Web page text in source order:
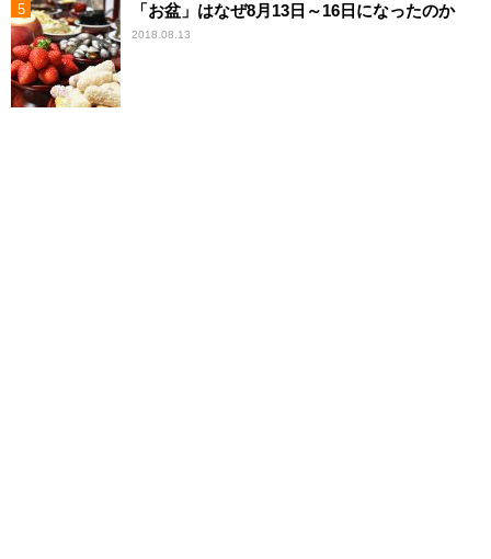
「お盆」はなぜ8月13日～16日になったのか
2018.08.13